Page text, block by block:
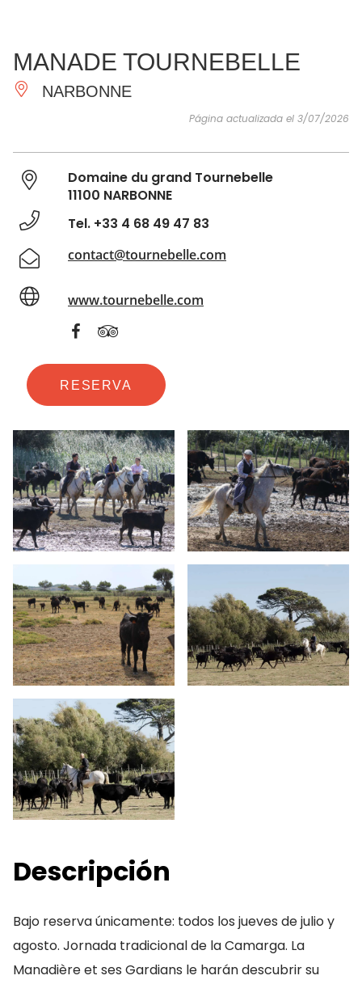
IMPRESCINDIBLES
HACER
INSPIRACIONES
MANADE TOURNEBELLE
NARBONNE
Página actualizada el 3/07/2026
Domaine du grand Tournebelle
11100 NARBONNE
Tel. +33 4 68 49 47 83
contact@tournebelle.com
www.tournebelle.com
RESERVA
Descripción
Bajo reserva únicamente: todos los jueves de julio y
agosto. Jornada tradicional de la Camarga. La
Manadière et ses Gardians le harán descubrir su